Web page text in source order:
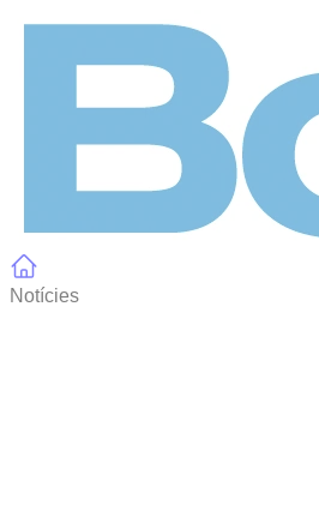
Notícies